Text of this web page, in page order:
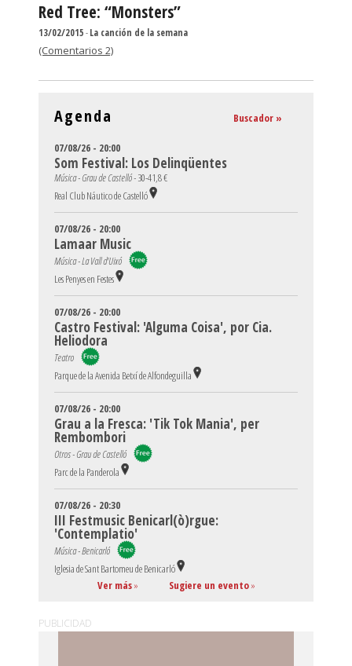
Red Tree: “Monsters”
13/02/2015-La canción de la semana
(Comentarios 2)
Agenda Buscador »
07/08/26 - 20:00
Som Festival: Los Delinqüentes
Música - Grau de Castelló -30-41,8 €
Real Club Náutico de Castelló
07/08/26 - 20:00
Lamaar Music
Música - La Vall d'Uixó
Les Penyes en Festes
07/08/26 - 20:00
Castro Festival: 'Alguma Coisa', por Cia.
Heliodora
Teatro
Parque de la Avenida Betxí de Alfondeguilla
07/08/26 - 20:00
Grau a la Fresca: 'Tik Tok Mania', per
Rembombori
Otros - Grau de Castelló
Parc de la Panderola
07/08/26 - 20:30
III Festmusic Benicarl(ò)rgue:
'Contemplatio'
Música - Benicarló
Iglesia de Sant Bartomeu de Benicarló
Ver más» Sugiere un evento»
PUBLICIDAD